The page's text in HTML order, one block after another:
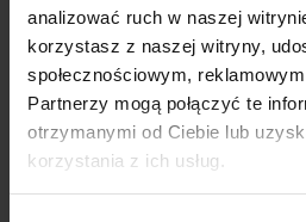
analizować ruch w naszej
korzystasz z naszej witryny,
społecznościowym,
Partnerzy mogą połączyć te
otrzymanymi od Ciebie lub
korzystania z ich usług.
Ostatnie wpisy